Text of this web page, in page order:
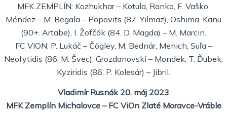
MFK ZEMPLÍN: Kozhukhar – Kotula, Ranko, F. Vaško,
Méndez – M. Begala – Popovits (87. Yilmaz), Oshima, Kanu
(90+. Artabe), I. Žofčák (84. D. Magda) – M. Marcin.
FC VION: P. Lukáč – Čögley, M. Bednár, Menich, Suľa –
Neofytidis (86. M. Švec), Grozdanovski – Mondek, T. Ďubek,
Kyziridis (86. P. Kolesár) – Jibril.
Vladimír Rusnák 20. máj 2023
MFK Zemplín Michalovce – FC ViOn Zlaté Moravce-Vráble